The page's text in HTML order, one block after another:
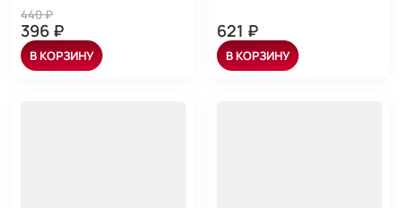
440 ₽
396 ₽
В КОРЗИНУ
621 ₽
В КОРЗИНУ